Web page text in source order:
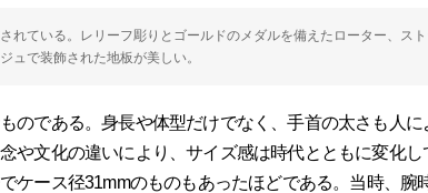
れている。レリーフ彫りとゴールドのメダルを備えたローター、ス
ュで装飾された地板が美しい。
のである。身長や体型だけでなく、手首の太さも人に
や文化の違いにより、サイズ感は時代とともに変化し
ケース径31mmのものもあったほどである。当時、腕